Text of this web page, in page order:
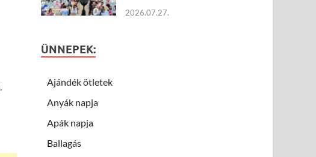
2026.07.27.
ÜNNEPEK:
Ajándék ötletek
Anyák napja
Apák napja
Ballagás